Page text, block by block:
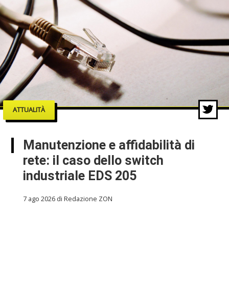
ATTUALITÀ
Manutenzione e affidabilità di
rete: il caso dello switch
industriale EDS 205
7 ago 2026 di Redazione ZON